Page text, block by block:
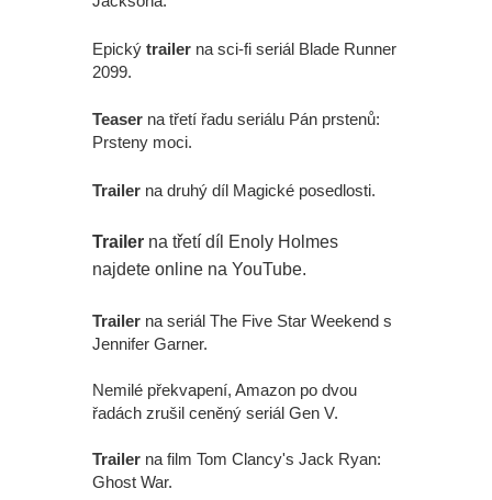
Epický trailer na sci-fi seriál Blade Runner
2099.
Teaser na třetí řadu seriálu Pán prstenů:
Prsteny moci.
Trailer na druhý díl Magické posedlosti.
Trailer na třetí díl Enoly Holmes
najdete online na YouTube.
Trailer na seriál The Five Star Weekend s
Jennifer Garner.
Nemilé překvapení, Amazon po dvou
řadách zrušil ceněný seriál Gen V.
Trailer na film Tom Clancy's Jack Ryan:
Ghost War.